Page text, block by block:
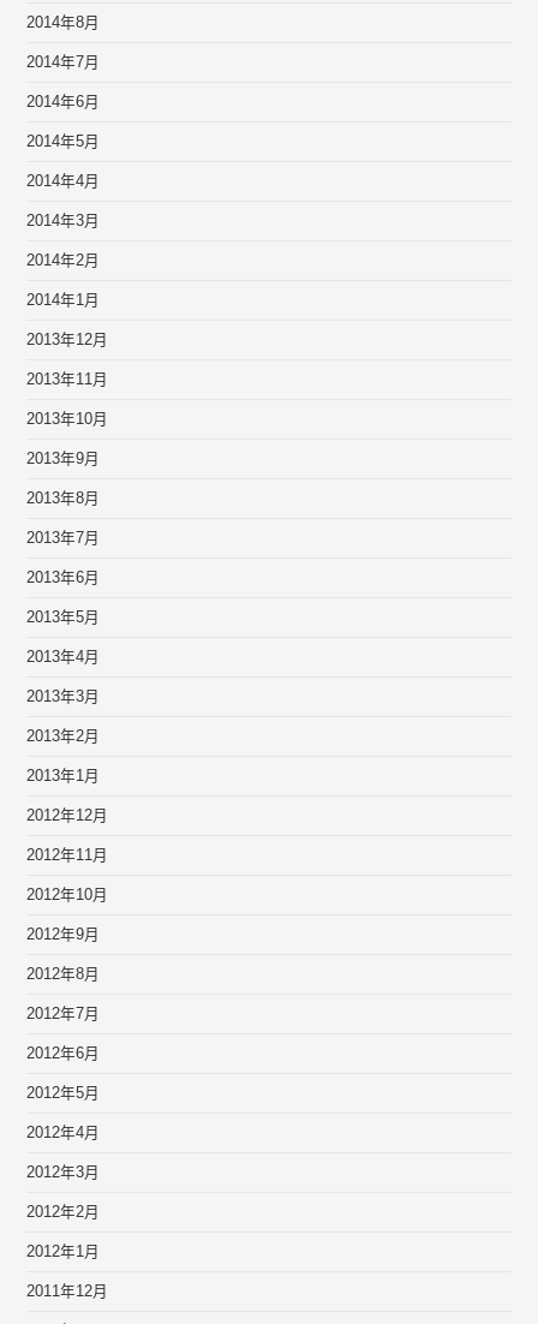
2014年8月
2014年7月
2014年6月
2014年5月
2014年4月
2014年3月
2014年2月
2014年1月
2013年12月
2013年11月
2013年10月
2013年9月
2013年8月
2013年7月
2013年6月
2013年5月
2013年4月
2013年3月
2013年2月
2013年1月
2012年12月
2012年11月
2012年10月
2012年9月
2012年8月
2012年7月
2012年6月
2012年5月
2012年4月
2012年3月
2012年2月
2012年1月
2011年12月